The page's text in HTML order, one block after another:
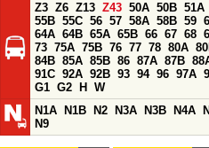
Z3 Z6 Z13 Z43 50A 50B 51A
55B 55C 56 57 58A 58B 59
64A 64B 65A 65B 66 67 68
73 75A 75B 76 77 78 80A
84B 85A 85B 86 87A 87B
91C 92A 92B 93 94 96 97A
G1 G2 H
W
N1A
N1B N2 N3A N3B N4A
N9